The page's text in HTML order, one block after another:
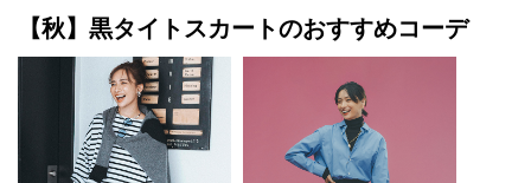
【秋】黒タイトスカートのおすすめコーデ